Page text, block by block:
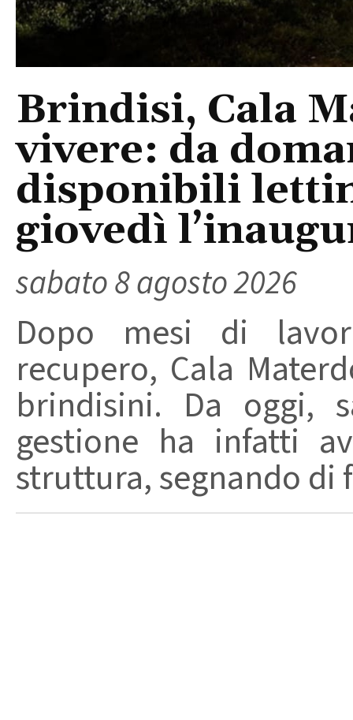
Brindisi, Cala
vivere: da
disponibili
giovedì
sabato 8 agosto 2026
Dopo mesi di
recupero, Cala
brindisini. Da oggi,
gestione ha infatti
struttura, segnando di